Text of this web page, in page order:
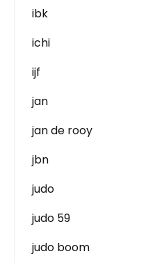
ibk
ichi
ijf
jan
jan de rooy
jbn
judo
judo 59
judo boom